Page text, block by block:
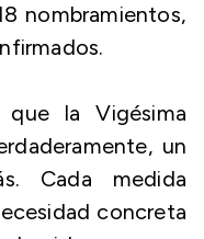
nombramientos,
que la Vigésima
un
Cada medida
concreta